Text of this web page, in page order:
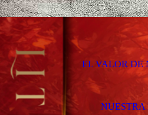
EL VALOR DE
NUESTRA